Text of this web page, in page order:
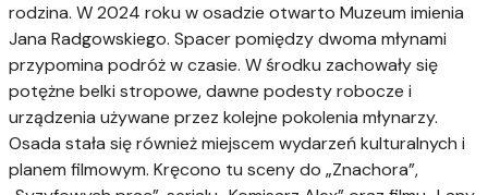
rodzina. W 2024 roku w osadzie otwarto Muzeum imienia
Jana Radgowskiego. Spacer pomiędzy dwoma młynami
przypomina podróż w czasie. W środku zachowały się
potężne belki stropowe, dawne podesty robocze i
urządzenia używane przez kolejne pokolenia młynarzy.
Osada stała się również miejscem wydarzeń kulturalnych i
planem filmowym. Kręcono tu sceny do „Znachora”,